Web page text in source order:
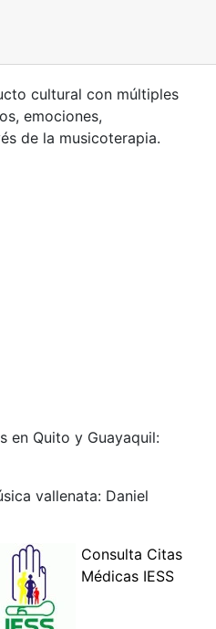
cultural con múltiples
emociones,
de la musicoterapia.
en Quito y Guayaquil:
vallenata: Daniel